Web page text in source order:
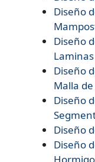
Diseño
Diseño
Diseño
Malla
Diseño
Diseño
Diseño